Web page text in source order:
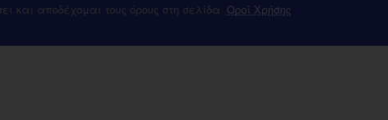
και αποδέχομαι τους όρους στη σελίδα Οροί Χρήσης